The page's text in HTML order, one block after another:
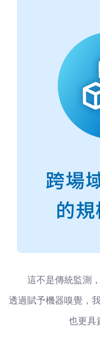
這不是傳統監測
透過賦予機器嗅覺，
也更具